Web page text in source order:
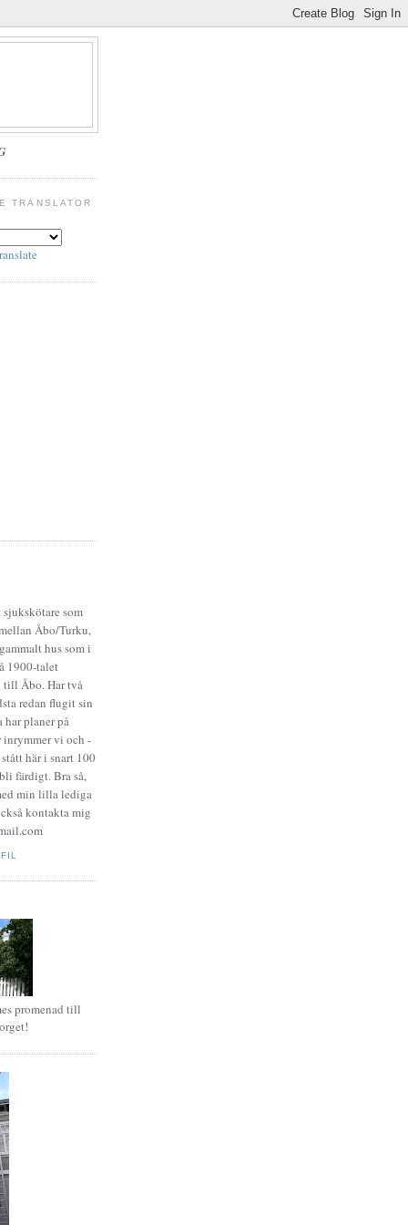
TRANSLATOR
sjukskötare som
Åbo/Turku,
hus som i
1900-talet
till Åbo. Har två
redan flugit sin
har planer på
inrymmer vi och -
här i snart 100
färdigt. Bra så,
min lilla lediga
kontakta mig
promenad till